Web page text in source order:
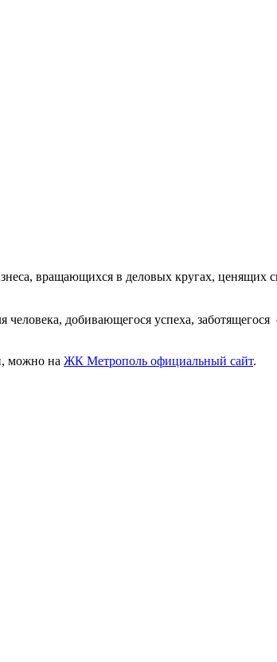
вращающихся в деловых кругах, ценящих
добивающегося успеха,
можно на ЖК Метрополь официальный сайт.